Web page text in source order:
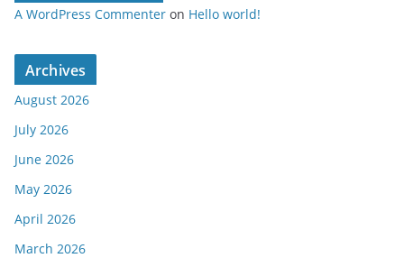
A WordPress Commenter on Hello world!
Archives
August 2026
July 2026
June 2026
May 2026
April 2026
March 2026